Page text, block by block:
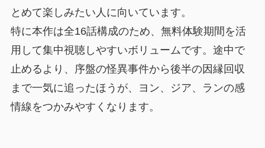
とめて楽しみたい人に向いています。
特に本作は全16話構成のため、無料体験期間を活
用して集中視聴しやすいボリュームです。途中で
止めるより、序盤の怪異事件から後半の因縁回収
まで一気に追ったほうが、ヨン、ジア、ランの感
情線をつかみやすくなります。